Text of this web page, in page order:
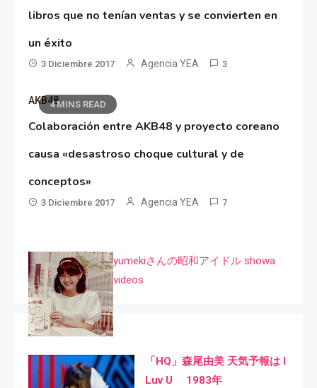
libros que no tenían ventas y se convierten en
un éxito
3 Diciembre 2017 Agencia YEA 3
4 MINS READ
AKB48
Colaboración entre AKB48 y proyecto coreano
causa «desastroso choque cultural y de
conceptos»
3 Diciembre 2017 Agencia YEA 7
yumekiさんの昭和アイドル showa
videos
「HQ」森尾由美 天気予報は I
Luv U 1983年